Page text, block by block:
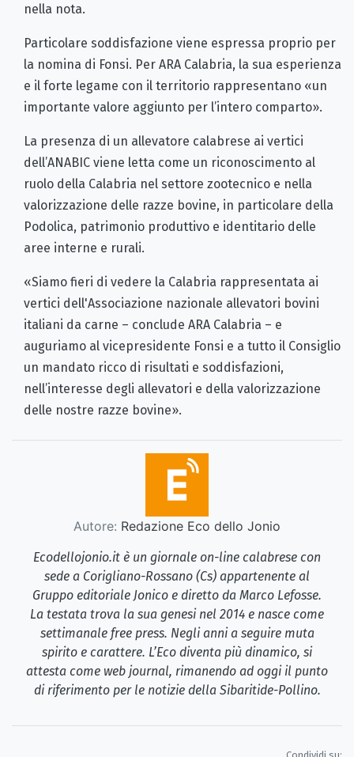
nella nota.
Particolare soddisfazione viene espressa proprio per
la nomina di Fonsi. Per ARA Calabria, la sua esperienza
e il forte legame con il territorio rappresentano «un
importante valore aggiunto per l’intero comparto».
La presenza di un allevatore calabrese ai vertici
dell’ANABIC viene letta come un riconoscimento al
ruolo della Calabria nel settore zootecnico e nella
valorizzazione delle razze bovine, in particolare della
Podolica, patrimonio produttivo e identitario delle
aree interne e rurali.
«Siamo fieri di vedere la Calabria rappresentata ai
vertici dell'Associazione nazionale allevatori bovini
italiani da carne – conclude ARA Calabria – e
auguriamo al vicepresidente Fonsi e a tutto il Consiglio
un mandato ricco di risultati e soddisfazioni,
nell’interesse degli allevatori e della valorizzazione
delle nostre razze bovine».
Autore: Redazione Eco dello Jonio
Ecodellojonio.it è un giornale on-line calabrese con
sede a Corigliano-Rossano (Cs) appartenente al
Gruppo editoriale Jonico e diretto da Marco Lefosse.
La testata trova la sua genesi nel 2014 e nasce come
settimanale free press. Negli anni a seguire muta
spirito e carattere. L’Eco diventa più dinamico, si
attesta come web journal, rimanendo ad oggi il punto
di riferimento per le notizie della Sibaritide-Pollino.